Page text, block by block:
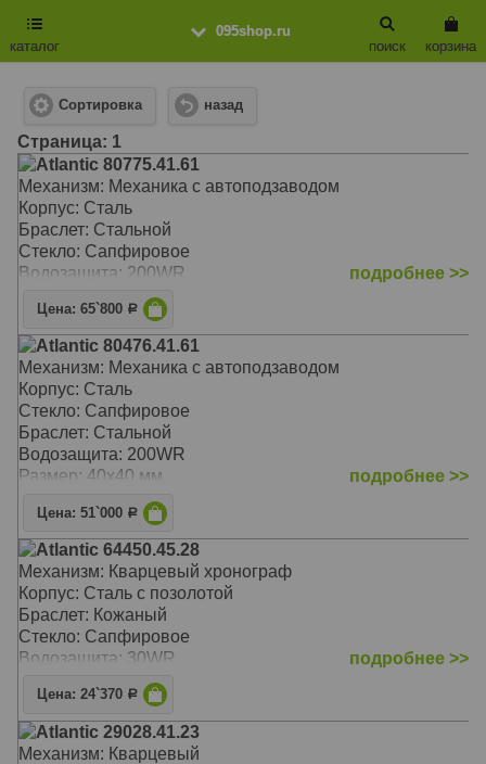
095shop.ru
каталог
корзина
поиск
Сортировка назад
Cтраница: 1
Atlantic 80775.41.61
Механизм: Механика с автоподзаводом
Корпус: Сталь
Браслет: Стальной
Стекло: Сапфировое
Водозащита: 200WR
подробнее >>
Цена: 65`800 Р
Atlantic 80476.41.61
Механизм: Механика с автоподзаводом
Корпус: Сталь
Стекло: Сапфировое
Браслет: Стальной
Водозащита: 200WR
Размер: 40х40 мм
подробнее >>
Цена: 51`000 Р
Atlantic 64450.45.28
Механизм: Кварцевый хронограф
Корпус: Сталь с позолотой
Браслет: Кожаный
Стекло: Сапфировое
Водозащита: 30WR
подробнее >>
Цена: 24`370 Р
Atlantic 29028.41.23
Механизм: Кварцевый